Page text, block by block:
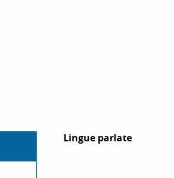
Lingue parlate
Lingue parlate